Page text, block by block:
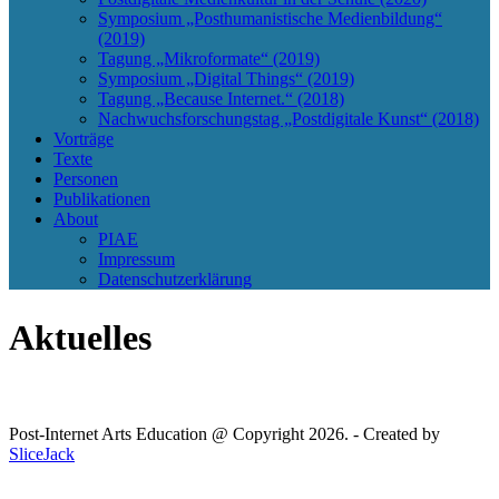
Symposium „Posthumanistische Medienbildung“
(2019)
Tagung „Mikroformate“ (2019)
Symposium „Digital Things“ (2019)
Tagung „Because Internet.“ (2018)
Nachwuchsforschungstag „Postdigitale Kunst“ (2018)
Vorträge
Texte
Personen
Publikationen
About
PIAE
Impressum
Datenschutzerklärung
Aktuelles
Post-Internet Arts Education @ Copyright 2026. - Created by
SliceJack